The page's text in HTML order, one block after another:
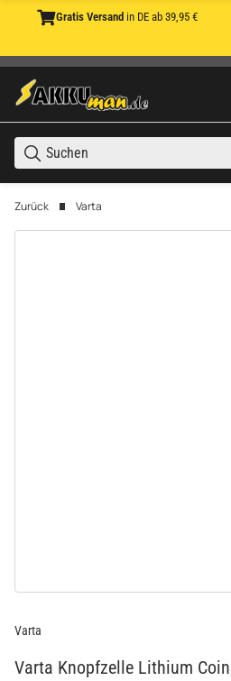
Gratis Versand in DE ab 39,95 €
Zurück Varta
Varta
Varta Knopfzelle Lithium